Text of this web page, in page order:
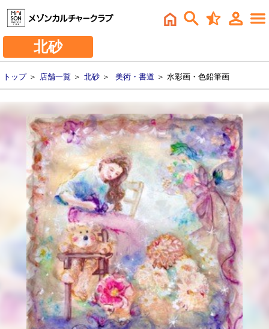
北砂
トップ＞ 店舗一覧 ＞ 北砂 ＞ 美術・書道 ＞ 水彩画・色鉛筆画